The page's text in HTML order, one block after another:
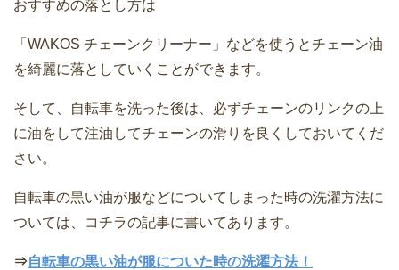
おすすめの落とし方は
「WAKOS チェーンクリーナー」などを使うとチェーン油
を綺麗に落としていくことができます。
そして、自転車を洗った後は、必ずチェーンのリンクの上
に油をして注油してチェーンの滑りを良くしておいてくだ
さい。
自転車の黒い油が服などについてしまった時の洗濯方法に
ついては、コチラの記事に書いてあります。
⇒自転車の黒い油が服についた時の洗濯方法！